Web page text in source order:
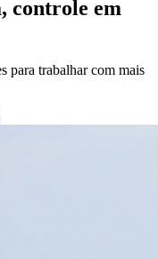
controle em
para trabalhar com mais